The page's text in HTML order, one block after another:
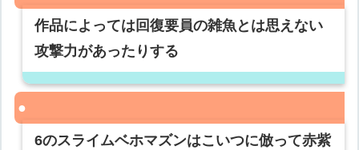
作品によっては回復要員の雑魚とは思えない
攻撃力があったりする
6のスライムベホマズンはこいつに倣って赤紫